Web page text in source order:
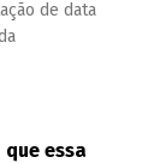
de data
essa